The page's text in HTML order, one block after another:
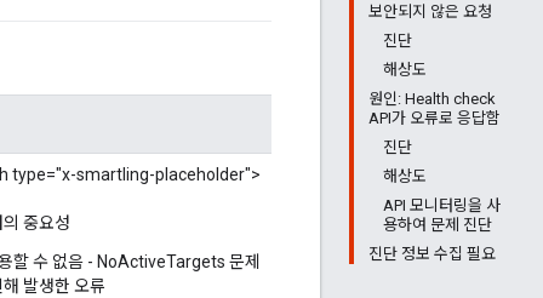
보안되지 않은 요청
진단
해상도
원인: Health check
API가 오류로 응답함
진단
해상도
API 모니터링을 사
용하여 문제 진단
진단 정보 수집 필요
type="x-smartling-placeholder">
중요성
할 수 없음 - NoActiveTargets 문제
발생한 오류